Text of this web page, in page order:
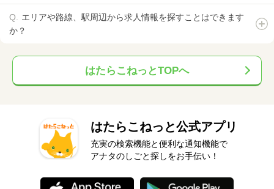
エリアや路線、駅周辺から求人情報を探すことはできます
か？
はたらこねっとTOPへ
はたらこねっと公式アプリ
充実の検索機能と便利な通知機能で
アナタのしごと探しをお手伝い！